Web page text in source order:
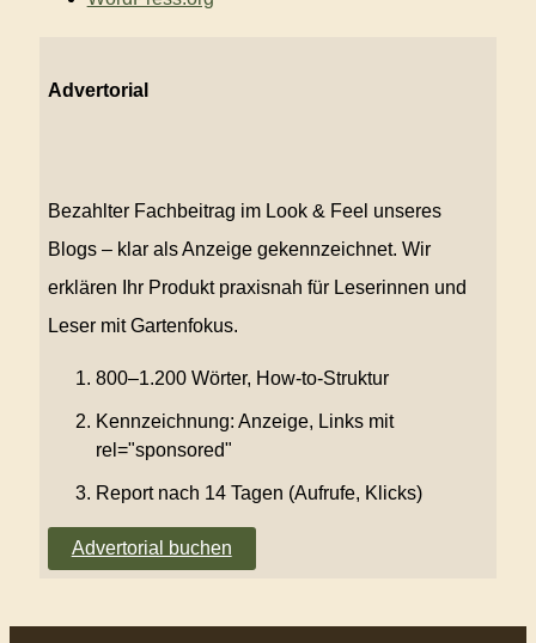
Advertorial
Bezahlter Fachbeitrag im Look & Feel unseres
Blogs – klar als Anzeige gekennzeichnet. Wir
erklären Ihr Produkt praxisnah für Leserinnen und
Leser mit Gartenfokus.
800–1.200 Wörter, How-to-Struktur
Kennzeichnung: Anzeige, Links mit
rel="sponsored"
Report nach 14 Tagen (Aufrufe, Klicks)
Advertorial buchen